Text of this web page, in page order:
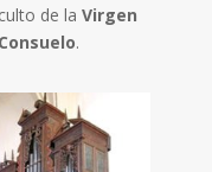
de la Virgen
.